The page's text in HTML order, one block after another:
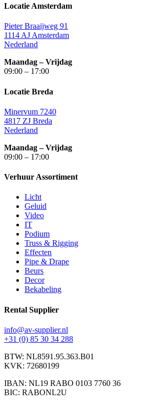
Locatie Amsterdam
Pieter Braaijweg 91
1114 AJ Amsterdam
Nederland
Maandag – Vrijdag
09:00 – 17:00
Locatie Breda
Minervum 7240
4817 ZJ Breda
Nederland
Maandag – Vrijdag
09:00 – 17:00
Verhuur Assortiment
Licht
Geluid
Video
IT
Podium
Truss & Rigging
Effecten
Pipe & Drape
Beurs
Decor
Bekabeling
Rental Supplier
info@av-supplier.nl
+31 (0) 85 30 34 288
BTW: NL8591.95.363.B01
KVK: 72680199
IBAN: NL19 RABO 0103 7760 36
BIC: RABONL2U